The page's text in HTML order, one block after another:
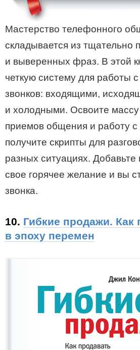
Мастерство телефонного
складывается из тщательно
и выверенных фраз. В этой
четкую систему для работы
звонков: входящими,
и холодными. Освоите
приемов общения и работу
получите скрипты для
разных ситуациях.
свое горячее желание и вы
звонка.
10. Гибкие продажи. Как
в эпоху перемен